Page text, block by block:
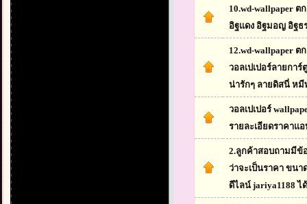
10.wd-wallpaper ต
อิฐแดง อิฐมอญ อิฐธ
12.wd-wallpaper ต
วอลเปเปอร์ลายกา
น่ารักๆ ลายดิสนี่ ห
วอลเปเปอร์
รายละเอียดราคาแ
2.ลูกค้าสอบถามมีข้อ
ว่าจะเป็นราคา ขน
ดีไลน์ jariya1188 ไ